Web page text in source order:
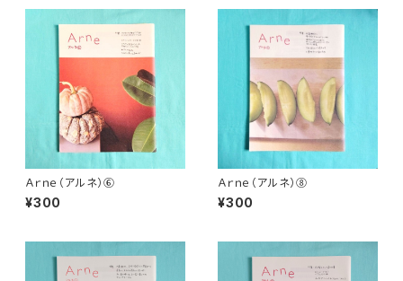
Ａｒｎｅ（アルネ）⑥
¥300
Ａｒｎｅ（アルネ）⑧
¥300